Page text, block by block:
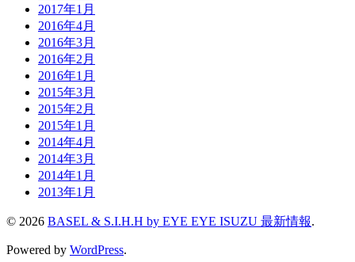
2017年1月
2016年4月
2016年3月
2016年2月
2016年1月
2015年3月
2015年2月
2015年1月
2014年4月
2014年3月
2014年1月
2013年1月
© 2026 BASEL & S.I.H.H by EYE EYE ISUZU 最新情報.
Powered by WordPress.